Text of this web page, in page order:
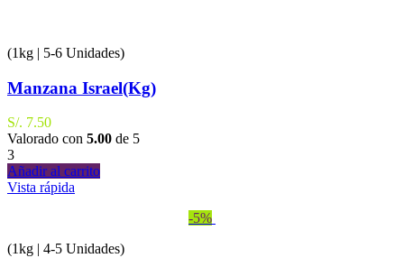
(1kg | 5-6 Unidades)
Manzana Israel(Kg)
S/. 7.50
Valorado con 5.00 de 5
3
Añadir al carrito
Vista rápida
-5%
(1kg | 4-5 Unidades)